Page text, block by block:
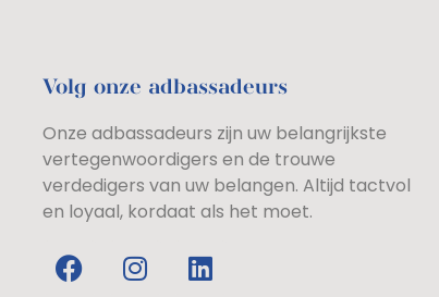
Volg onze adbassadeurs
Onze adbassadeurs zijn uw belangrijkste
vertegenwoordigers en de trouwe
verdedigers van uw belangen. Altijd tactvol
en loyaal, kordaat als het moet.